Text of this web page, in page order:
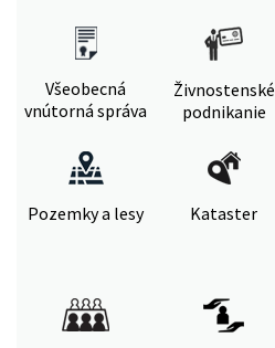
Všeobecná
vnútorná správa
Živnostenské
podnikanie
Pozemky a lesy Kataster